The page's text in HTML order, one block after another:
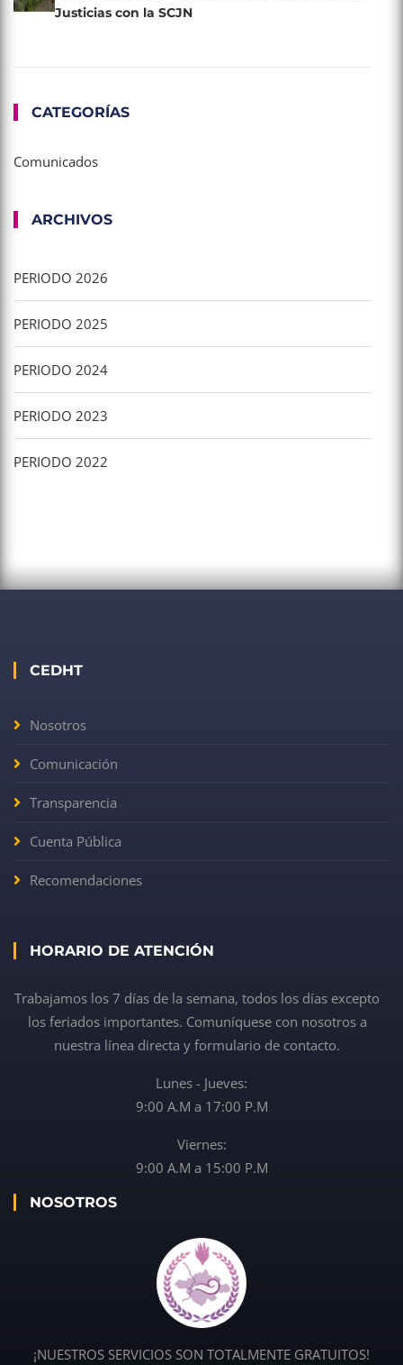
Justicias con la SCJN
CATEGORÍAS
Comunicados
ARCHIVOS
PERIODO 2026
PERIODO 2025
PERIODO 2024
PERIODO 2023
PERIODO 2022
CEDHT
Nosotros
Comunicación
Transparencia
Cuenta Pública
Recomendaciones
HORARIO DE ATENCIÓN
Trabajamos los 7 días de la semana, todos los días excepto
los feriados importantes. Comuníquese con nosotros a
nuestra línea directa y formulario de contacto.
Lunes - Jueves:
9:00 A.M a 17:00 P.M
Viernes:
9:00 A.M a 15:00 P.M
NOSOTROS
¡NUESTROS SERVICIOS SON TOTALMENTE GRATUITOS!